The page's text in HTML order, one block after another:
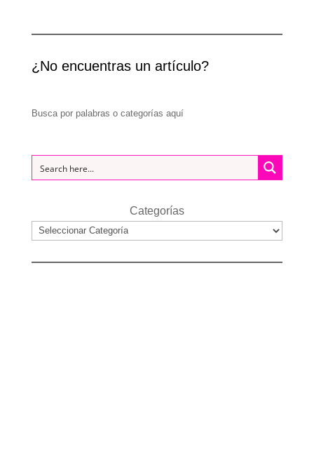
¿No encuentras un artículo?
Busca por palabras o categorías aquí
Categorías